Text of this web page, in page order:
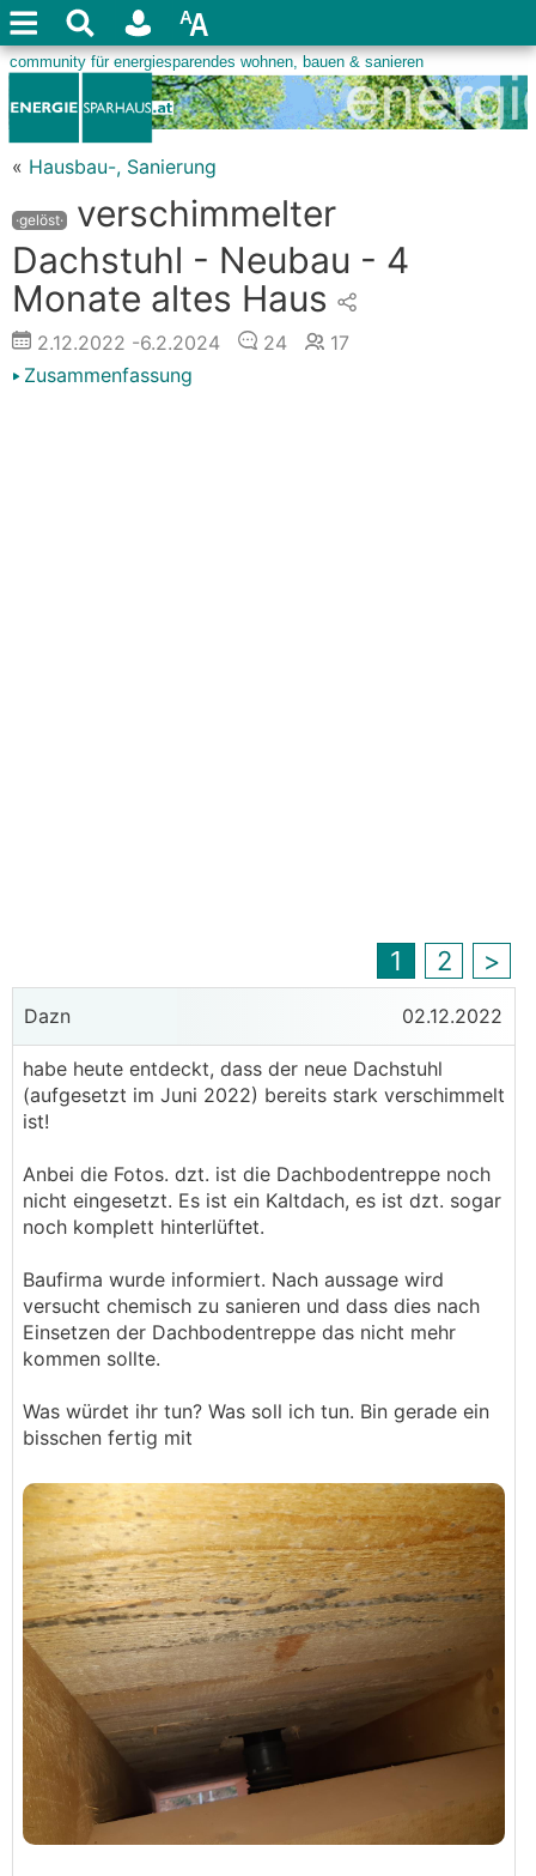
« Hausbau-, Sanierung
·gelöst·
verschimmelter
Dachstuhl - Neubau - 4
Monate altes Haus
2.12.2022 -6.2.2024 24
17
Zusammenfassung
1 2 >
Dazn 02.12.2022
habe heute entdeckt, dass der neue Dachstuhl
(aufgesetzt im Juni 2022) bereits stark verschimmelt
ist!
Anbei die Fotos. dzt. ist die Dachbodentreppe noch
nicht eingesetzt. Es ist ein Kaltdach, es ist dzt. sogar
noch komplett hinterlüftet.
Baufirma wurde informiert. Nach aussage wird
versucht chemisch zu sanieren und dass dies nach
Einsetzen der Dachbodentreppe das nicht mehr
kommen sollte.
Was würdet ihr tun? Was soll ich tun. Bin gerade ein
bisschen fertig mit